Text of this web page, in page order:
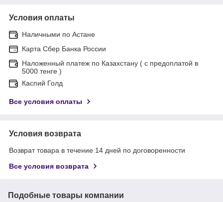
Условия оплаты
Наличными по Астане
Карта Сбер Банка России
Наложенный платеж по Казахстану ( с предоплатой в
5000 тенге )
Каспий Голд
Все условия оплаты
Условия возврата
Возврат товара в течение 14 дней по договоренности
Все условия возврата
Подобные товары компании